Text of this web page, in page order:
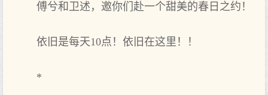
傅兮和卫述，邀你们赴一个甜美的春日之约！
依旧是每天10点！依旧在这里！！
*